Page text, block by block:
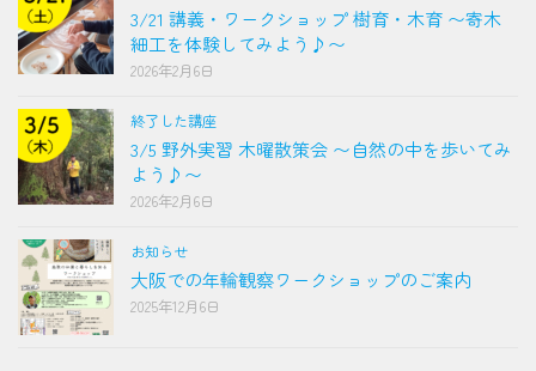
3/21 講義・ワークショップ 樹育・木育 〜寄木
細工を体験してみよう♪〜
2026年2月6日
終了した講座
3/5 野外実習 木曜散策会 〜自然の中を歩いてみ
よう♪〜
2026年2月6日
お知らせ
大阪での年輪観察ワークショップのご案内
2025年12月6日